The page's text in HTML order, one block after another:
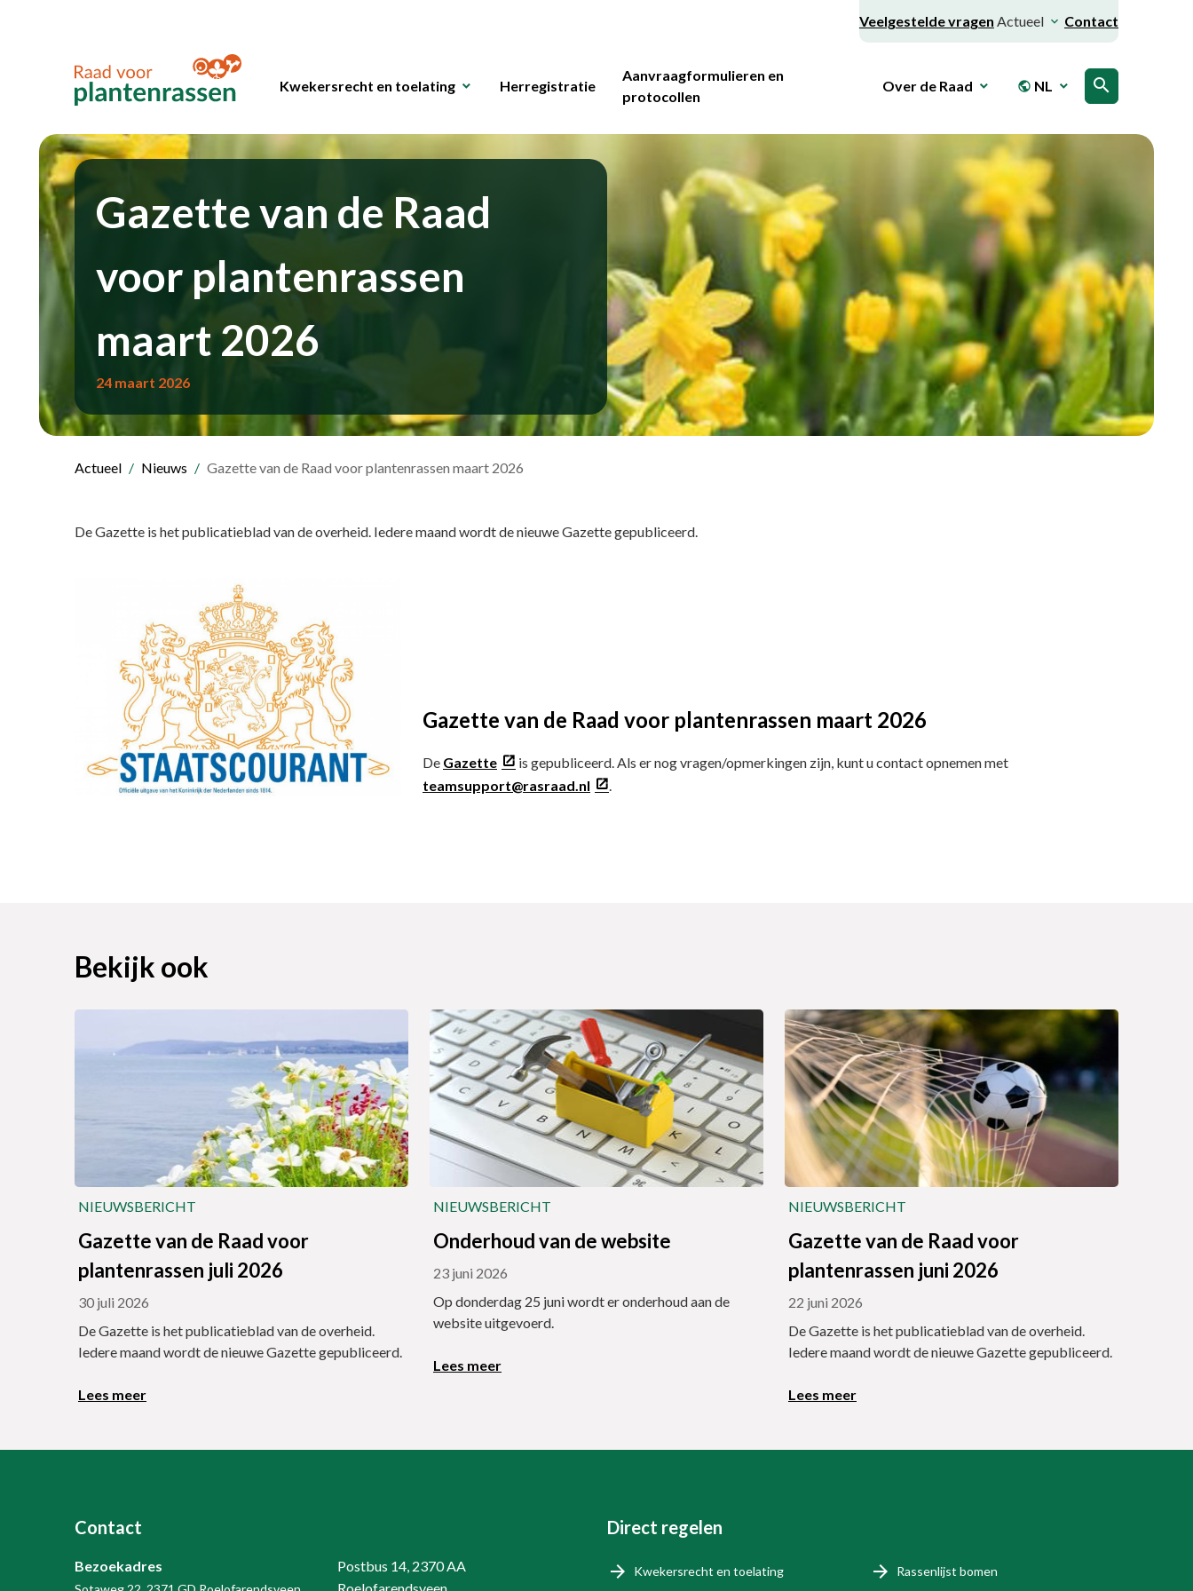
Veelgestelde vragen Actueel Contact
Kwekersrecht en toelating Herregistratie
Aanvraagformulieren en
protocollen
Over de Raad public NL search
Gazette van de Raad
voor plantenrassen
maart 2026
24 maart 2026
Actueel Nieuws Gazette van de Raad voor plantenrassen maart 2026
De Gazette is het publicatieblad van de overheid. Iedere maand wordt de nieuwe Gazette gepubliceerd.
Gazette van de Raad voor plantenrassen maart 2026
De Gazette
is gepubliceerd. Als er nog vragen/opmerkingen zijn, kunt u contact opnemen met
teamsupport@rasraad.nl
.
Bekijk ook
NIEUWSBERICHT
Gazette van de Raad voor
plantenrassen juli 2026
30 juli 2026
De Gazette is het publicatieblad van de overheid.
Iedere maand wordt de nieuwe Gazette gepubliceerd.
Lees meer
NIEUWSBERICHT
Onderhoud van de website
23 juni 2026
Op donderdag 25 juni wordt er onderhoud aan de
website uitgevoerd.
Lees meer
NIEUWSBERICHT
Gazette van de Raad voor
plantenrassen juni 2026
22 juni 2026
De Gazette is het publicatieblad van de overheid.
Iedere maand wordt de nieuwe Gazette gepubliceerd.
Lees meer
Contact
Bezoekadres
Postbus 14, 2370 AA
Direct regelen
Kwekersrecht en toelating Rassenlijst bomen